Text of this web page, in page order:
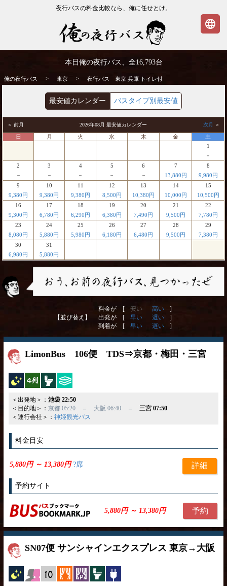
夜行バスの料金比較なら、俺に任せとけ。
夜行バス
本日俺の夜行バス、全16,793台
俺の夜行バス > 東京 > 夜行バス 東京 兵庫 トイレ付
最安値カレンダー バスタイプ別最安値
＜ 前月 2026年08月 最安値カレンダー 次月 ＞
日 月 火 水 木 金
土
1
－
2
－
3
－
4
－
5
－
6
－
7
13,880円
8
9,980円
9
9,380円
10
9,380円
11
9,380円
12
8,500円
13
10,380円
14
10,000円
15
10,500円
16
9,300円
17
6,780円
18
6,290円
19
6,380円
20
7,490円
21
9,500円
22
7,780円
23
8,080円
24
5,880円
25
5,980円
26
6,180円
27
6,480円
28
9,500円
29
7,380円
30
6,980円
31
5,880円
【並び替え】
料金が [ 安い 高い
]
出発が [
早い 遅い
]
到着が [
早い 遅い ]
LimonBus 106便 TDS⇒京都・梅田・三宮
夜行バス横4列 トイレ付
＜出発地＞： 池袋 22:50
＜目的地＞： 京都 05:20 ＝ 大阪 06:40 ＝ 三宮 07:50
＜運行会社＞： 神姫観光バス
料金目安
5,880円 ～ 13,380円?席 詳細
予約サイト
5,880円 ～ 13,380円 予約
SN07便 サンシャインエクスプレス 東京→大阪
夜行バス女性安心縦10列カーテンパーソナルカーテン
トイレ付
language